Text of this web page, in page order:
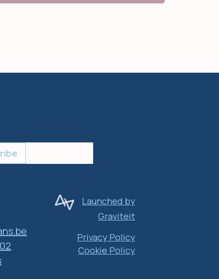
Launched by
Graviteit
Privacy Policy
Cookie Policy